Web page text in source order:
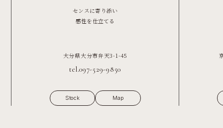
センスに寄り添い
感性を仕立てる
大分県大分市弁天3-1-45
tel.097-529-9850
Stock Map